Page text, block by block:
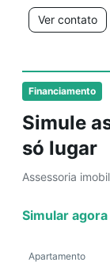
Financiamento
Simule
só lugar
Assessoria
Simular agora
Ver contato
Apartamento